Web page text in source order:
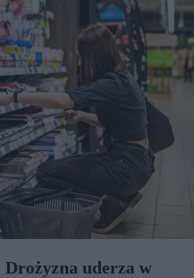
Drożyzna uderza w